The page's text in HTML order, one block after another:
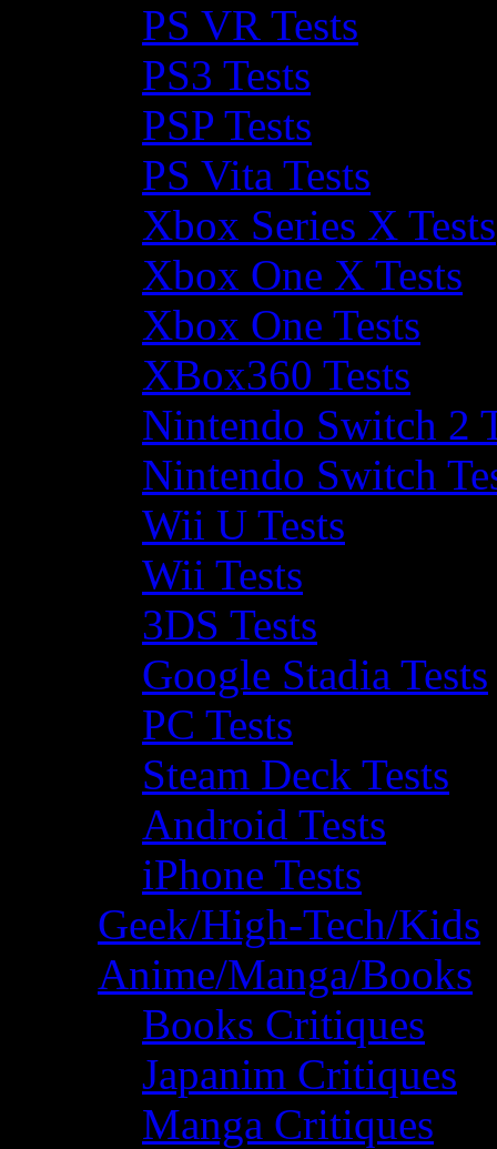
PS VR Tests
PS3 Tests
PSP Tests
PS Vita Tests
Xbox Series X Tests
Xbox One X Tests
Xbox One Tests
XBox360 Tests
Nintendo Switch 2
Nintendo Switch
Wii U Tests
Wii Tests
3DS Tests
Google Stadia Tests
PC Tests
Steam Deck Tests
Android Tests
iPhone Tests
Geek/High-Tech/Kids
Anime/Manga/Books
Books Critiques
Japanim Critiques
Manga Critiques